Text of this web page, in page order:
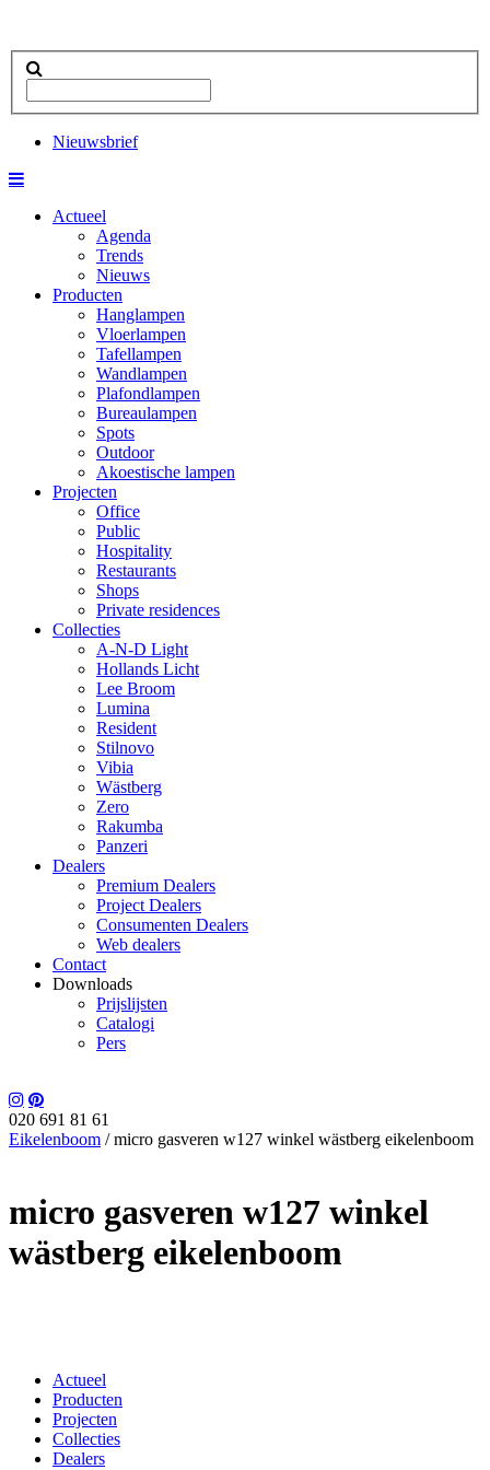
Nieuwsbrief
Actueel
Agenda
Trends
Nieuws
Producten
Hanglampen
Vloerlampen
Tafellampen
Wandlampen
Plafondlampen
Bureaulampen
Spots
Outdoor
Akoestische lampen
Projecten
Office
Public
Hospitality
Restaurants
Shops
Private residences
Collecties
A-N-D Light
Hollands Licht
Lee Broom
Lumina
Resident
Stilnovo
Vibia
Wästberg
Zero
Rakumba
Panzeri
Dealers
Premium Dealers
Project Dealers
Consumenten Dealers
Web dealers
Contact
Downloads
Prijslijsten
Catalogi
Pers
020 691 81 61
Eikelenboom /micro gasveren w127 winkel wästberg eikelenboom
micro gasveren w127 winkel
wästberg eikelenboom
Actueel
Producten
Projecten
Collecties
Dealers